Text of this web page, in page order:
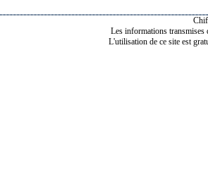
Les informations transmises
L'utilisation de ce site est